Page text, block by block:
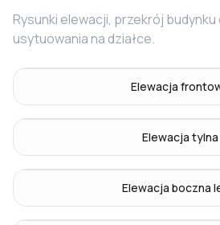
Rysunki elewacji, przekrój budynku
usytuowania na działce.
Elewacja
Elewacja tylna
Elewacja boczna